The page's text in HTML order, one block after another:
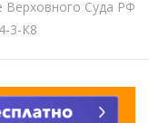
Суда РФ
3-К8